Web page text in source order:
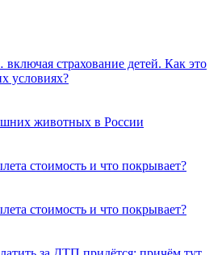
страхование детей. Как это
условиях?
животных в России
стоимость и что покрывает?
стоимость и что покрывает?